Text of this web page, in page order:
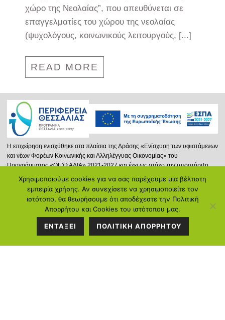
χώρο της Νεολαίας”, που απευθύνεται σε
επαγγελματίες του χώρου της νεολαίας
(ψυχολόγους, κοινωνικούς λειτουργούς, [...]
READ MORE
ΣΤΟΙΧΕΙΑ
ΕΠΙΚΟΙΝΩΝΙΑΣ
Διεύθυνση:Κ.Καρτάλη 297, Βόλος
Χρησιμοποιούμε cookies για να σας παρέχουμε μια βέλτιστη
εμπειρία χρήσης. Αν συνεχίσετε να χρησιμοποιείτε τον
ιστότοπο, θα θεωρήσουμε ότι αποδέχεστε την Πολιτική
Απορρήτου και Cookies του ιστότοπου μας.
ΕΝΤΑΞΕΙ ΠΟΛΙΤΙΚΗ ΑΠΟΡΡΗΤΟΥ
Η επιχείρηση ενισχύθηκε στα πλαίσια της Δράσης «Ενίσχυση των υφιστάμενων
και νέων Φορέων Κοινωνικής και Αλληλέγγυας Οικονομίας» του
Προγράμματος «ΘΕΣΣΑΛΙΑ» 2021-2027 και έχει ως στόχο την υποστήριξη
νέων ή και υφισταμένων φορέων Κ.ΑΛ.Ο. που δραστηριοποιούνται στην
Περιφέρεια Θεσσαλίας, επιδιώκοντας την προώθηση της Κοινωνικής και
Αλληλέγγυας Οικονομίας και μέσω αυτής στην ενίσχυση της απασχόλησης.
Περισσότερα...